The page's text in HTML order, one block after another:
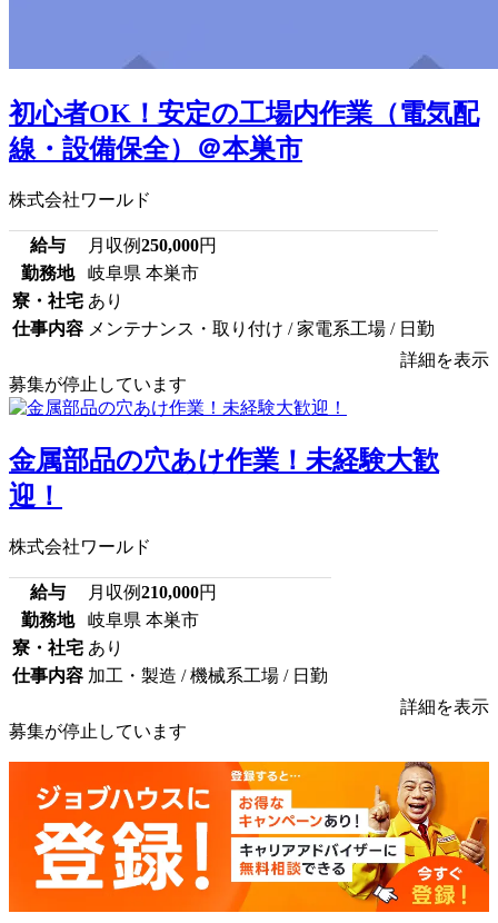
初心者OK！安定の工場内作業（電気配
線・設備保全）＠本巣市
株式会社ワールド
給与 月収例250,000円
勤務地
岐阜県 本巣市
寮・社宅 あり
仕事内容 メンテナンス・取り付け / 家電系工場 / 日勤
詳細を表示
募集が停止しています
金属部品の穴あけ作業！未経験大歓
迎！
株式会社ワールド
給与 月収例210,000円
勤務地
岐阜県 本巣市
寮・社宅 あり
仕事内容 加工・製造 / 機械系工場 / 日勤
詳細を表示
募集が停止しています